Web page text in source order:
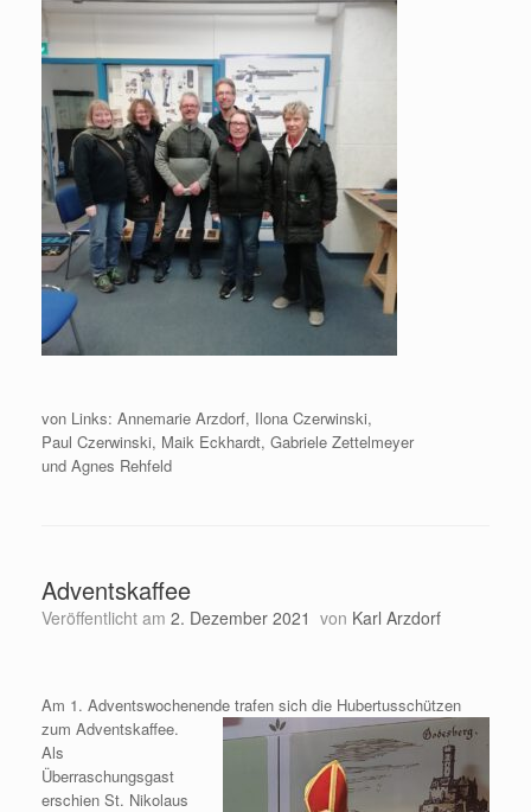
von Links: Annemarie Arzdorf, Ilona Czerwinski,
Paul Czerwinski, Maik Eckhardt, Gabriele Zettelmeyer
und Agnes Rehfeld
Adventskaffee
Veröffentlicht am 2. Dezember 2021 von Karl Arzdorf
Am 1. Adventswochenende trafen sich die Hubertusschützen
zum Adventskaffee.
Als
Überraschungsgast
erschien St. Nikolaus